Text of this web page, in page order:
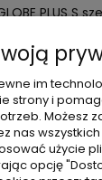
PLUS S
NOWODVORSKI -
199,00 zł
do koszyka
im
strony i
Możesz
nas
użycie
opcję